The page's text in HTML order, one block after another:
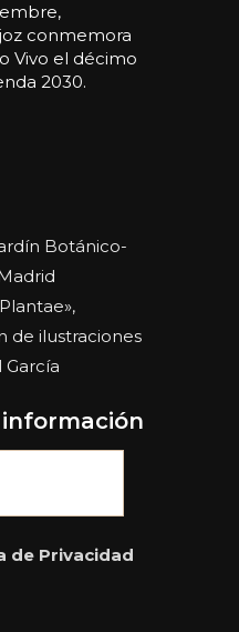
conmemora
Vivo el décimo
2030.
Botánico-
de ilustraciones
de Privacidad